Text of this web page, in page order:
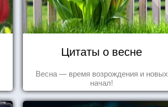
Цитаты о весне
Весна — время возрождения и новых
начал!